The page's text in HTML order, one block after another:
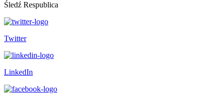
Śledź Respublica
Twitter
LinkedIn